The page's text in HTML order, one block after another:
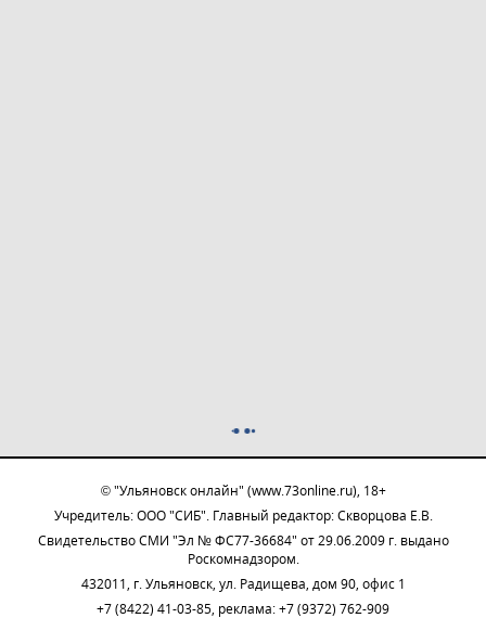
© "Ульяновск онлайн" (www.73online.ru), 18+
Учредитель: ООО "СИБ". Главный редактор: Скворцова Е.В.
Свидетельство СМИ "Эл № ФС77-36684" от 29.06.2009 г. выдано
Роскомнадзором.
432011, г. Ульяновск, ул. Радищева, дом 90, офис 1
+7 (8422) 41-03-85, реклама: +7 (9372) 762-909